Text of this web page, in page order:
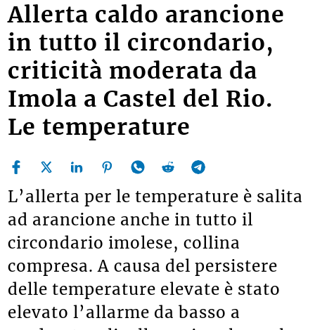
Allerta caldo arancione
in tutto il circondario,
criticità moderata da
Imola a Castel del Rio.
Le temperature
L’allerta per le temperature è salita
ad arancione anche in tutto il
circondario imolese, collina
compresa. A causa del persistere
delle temperature elevate è stato
elevato l’allarme da basso a